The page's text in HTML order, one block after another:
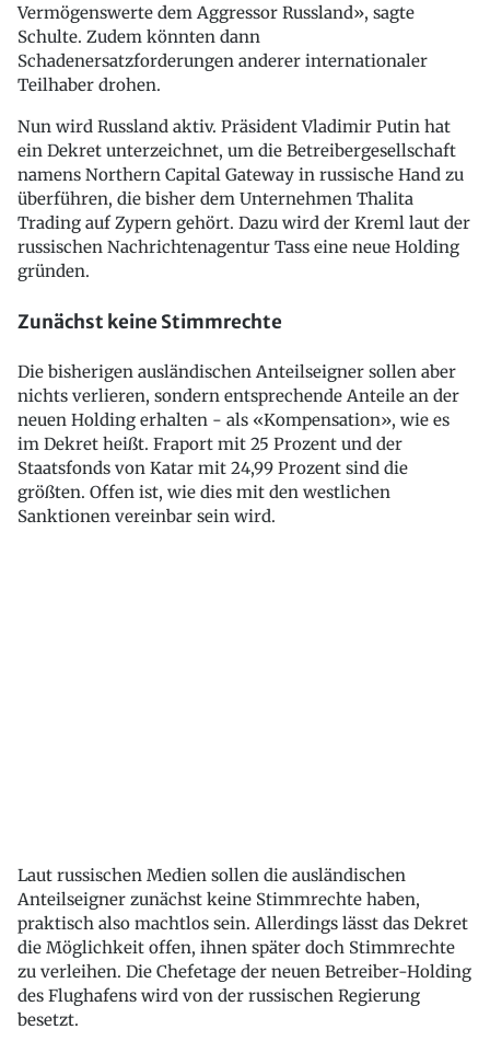
Vermögenswerte dem Aggressor Russland», sagte
Schulte. Zudem könnten dann
Schadenersatzforderungen anderer internationaler
Teilhaber drohen.
Nun wird Russland aktiv. Präsident Vladimir Putin hat
ein Dekret unterzeichnet, um die Betreibergesellschaft
namens Northern Capital Gateway in russische Hand zu
überführen, die bisher dem Unternehmen Thalita
Trading auf Zypern gehört. Dazu wird der Kreml laut der
russischen Nachrichtenagentur Tass eine neue Holding
gründen.
Zunächst keine Stimmrechte
Die bisherigen ausländischen Anteilseigner sollen aber
nichts verlieren, sondern entsprechende Anteile an der
neuen Holding erhalten - als «Kompensation», wie es
im Dekret heißt. Fraport mit 25 Prozent und der
Staatsfonds von Katar mit 24,99 Prozent sind die
größten. Offen ist, wie dies mit den westlichen
Sanktionen vereinbar sein wird.
Laut russischen Medien sollen die ausländischen
Anteilseigner zunächst keine Stimmrechte haben,
praktisch also machtlos sein. Allerdings lässt das Dekret
die Möglichkeit offen, ihnen später doch Stimmrechte
zu verleihen. Die Chefetage der neuen Betreiber-Holding
des Flughafens wird von der russischen Regierung
besetzt.